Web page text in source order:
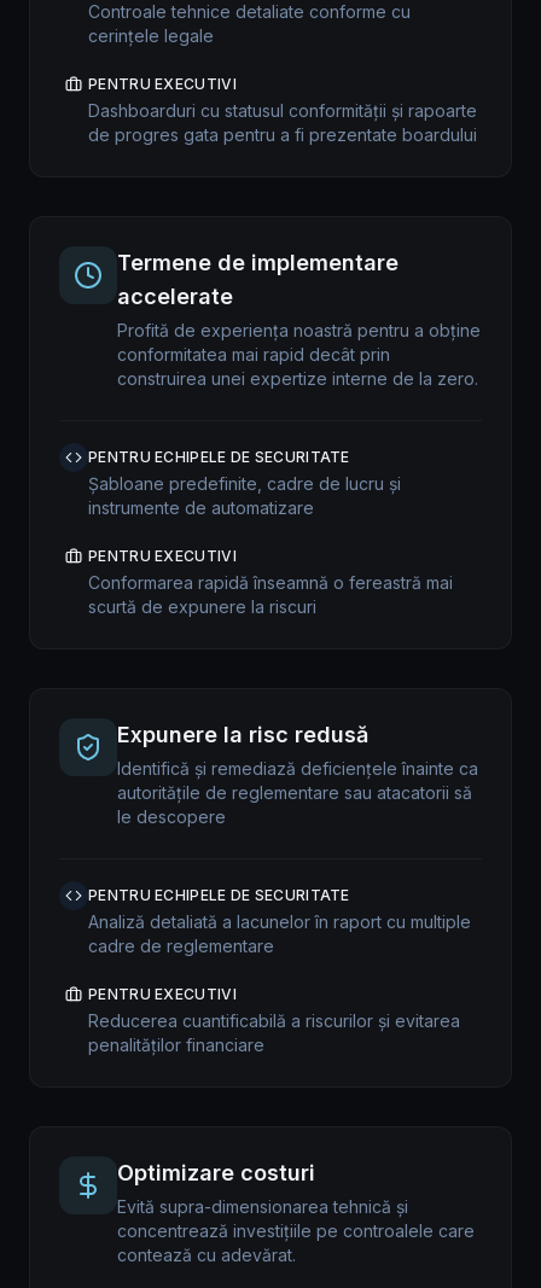
Controale tehnice detaliate conforme cu
cerințele legale
PENTRU EXECUTIVI
Dashboarduri cu statusul conformității și rapoarte
de progres gata pentru a fi prezentate boardului
Termene de implementare
accelerate
Profită de experiența noastră pentru a obține
conformitatea mai rapid decât prin
construirea unei expertize interne de la zero.
PENTRU ECHIPELE DE SECURITATE
Șabloane predefinite, cadre de lucru și
instrumente de automatizare
PENTRU EXECUTIVI
Conformarea rapidă înseamnă o fereastră mai
scurtă de expunere la riscuri
Expunere la risc redusă
Identifică și remediază deficiențele înainte ca
autoritățile de reglementare sau atacatorii să
le descopere
PENTRU ECHIPELE DE SECURITATE
Analiză detaliată a lacunelor în raport cu multiple
cadre de reglementare
PENTRU EXECUTIVI
Reducerea cuantificabilă a riscurilor și evitarea
penalităților financiare
Optimizare costuri
Evită supra-dimensionarea tehnică și
concentrează investițiile pe controalele care
contează cu adevărat.